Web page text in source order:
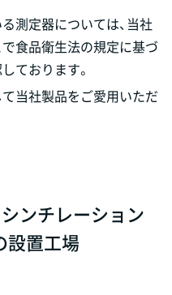
測定器については、当社
食品衛生法の規定に基づ
ております。
当社製品をご愛用いただ
ンチレーション
設置工場